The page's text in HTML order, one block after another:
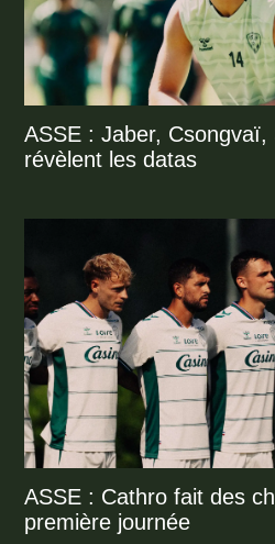
ASSE : Jaber, Csongvaï,
révèlent les datas
ASSE : Cathro fait des
première journée